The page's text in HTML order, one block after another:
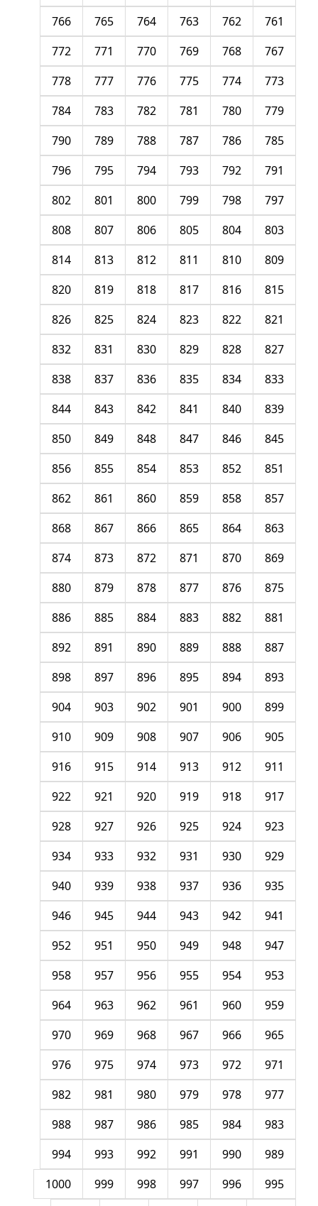
761
762
763
764
765
766
767
768
769
770
771
772
773
774
775
776
777
778
779
780
781
782
783
784
785
786
787
788
789
790
791
792
793
794
795
796
797
798
799
800
801
802
803
804
805
806
807
808
809
810
811
812
813
814
815
816
817
818
819
820
821
822
823
824
825
826
827
828
829
830
831
832
833
834
835
836
837
838
839
840
841
842
843
844
845
846
847
848
849
850
851
852
853
854
855
856
857
858
859
860
861
862
863
864
865
866
867
868
869
870
871
872
873
874
875
876
877
878
879
880
881
882
883
884
885
886
887
888
889
890
891
892
893
894
895
896
897
898
899
900
901
902
903
904
905
906
907
908
909
910
911
912
913
914
915
916
917
918
919
920
921
922
923
924
925
926
927
928
929
930
931
932
933
934
935
936
937
938
939
940
941
942
943
944
945
946
947
948
949
950
951
952
953
954
955
956
957
958
959
960
961
962
963
964
965
966
967
968
969
970
971
972
973
974
975
976
977
978
979
980
981
982
983
984
985
986
987
988
989
990
991
992
993
994
995
996
997
998
999
1000